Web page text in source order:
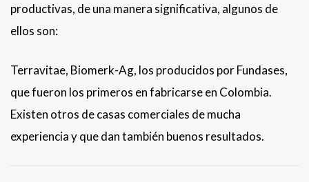
productivas, de una manera significativa, algunos de
ellos son:
Terravitae, Biomerk-Ag, los producidos por Fundases,
que fueron los primeros en fabricarse en Colombia.
Existen otros de casas comerciales de mucha
experiencia y que dan también buenos resultados.